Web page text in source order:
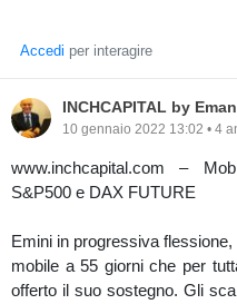
Accedi per interagire
INCHCAPITAL by
10 gennaio 2022 13:02 • 4
www.inchcapital.com –
S&P500 e DAX FUTURE
Emini in progressiva
mobile a 55 giorni che per
offerto il suo sostegno. Gli